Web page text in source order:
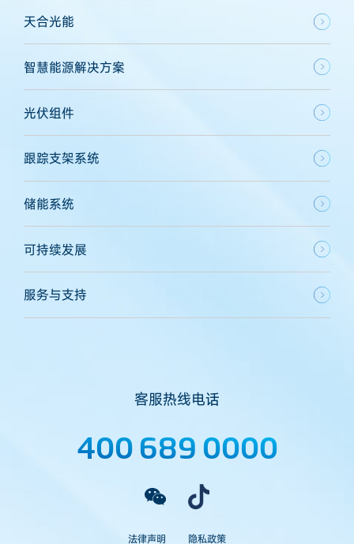
天合光能
智慧能源解决方案
光伏组件
跟踪支架系统
储能系统
可持续发展
服务与支持
客服热线电话
400 689 0000
法律声明 隐私政策